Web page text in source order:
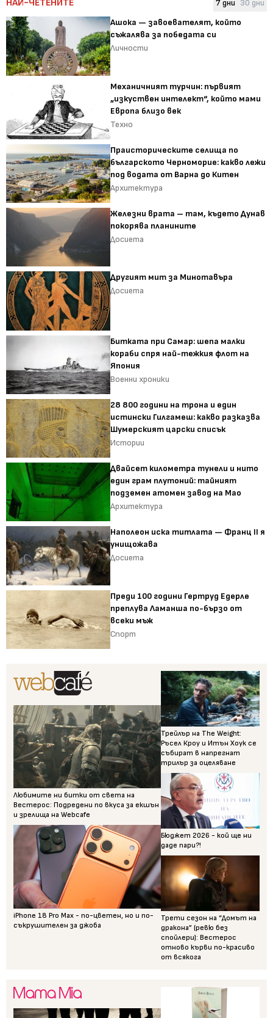
НАЙ-ЧЕТЕНИТЕ 7 дни 30 дни
Ашока — завоевателят, който
съжалява за победата си
Личности
Механичният турчин: първият
„изкуствен интелект“, който мами
Европа близо век
Техно
Праисторическите селища по
българското Черноморие: какво лежи
под водата от Варна до Китен
Архитектура
Железни врата – там, където Дунав
покорява планините
Досиета
Другият мит за Минотавъра
Досиета
Битката при Самар: шепа малки
кораби спря най-тежкия флот на
Япония
Военни хроники
28 800 години на трона и един
истински Гилгамеш: какво разказва
Шумерският царски списък
Истории
Двайсет километра тунели и нито
един грам плутоний: тайният
подземен атомен завод на Мао
Архитектура
Наполеон иска титлата — Франц II я
унищожава
Досиета
Преди 100 години Гертруд Едерле
преплува Ламанша по-бързо от
всеки мъж
Спорт
Любимите ни битки от света на
Вестерос: Подредени по вкуса за екшън
и зрелища на Webcafe
iPhone 18 Pro Max - по-цветен, но и по-
съкрушителен за джоба
Трейлър на The Weight:
Ръсел Кроу и Итън Хоук се
събират в напрегнат
трилър за оцеляване
Бюджет 2026 - кой ще ни
даде пари?!
Трети сезон на “Домът на
дракона” (ревю без
спойлери): Вестерос
отново кърви по-красиво
от всякога